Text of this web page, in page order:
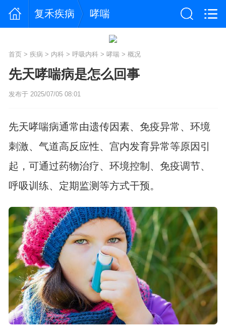
复禾疾病 哮喘
首页> 疾病 > 内科> 呼吸内科> 哮喘> 概况
先天哮喘病是怎么回事
发布于 2025/07/05 08:01
先天哮喘病通常由遗传因素、免疫异常、环境
刺激、气道高反应性、宫内发育异常等原因引
起，可通过药物治疗、环境控制、免疫调节、
呼吸训练、定期监测等方式干预。